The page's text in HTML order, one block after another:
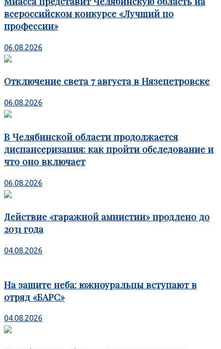
всероссийском конкурсе «Лучший по
профессии»
06.08.2026
Отключение света 7 августа в Нязепетровске
06.08.2026
В Челябинской области продолжается
диспансеризация: как пройти обследование и
что оно включает
06.08.2026
Действие «гаражной амнистии» продлено до
2031 года
04.08.2026
На защите неба: южноуральцы вступают в
отряд «БАРС»
04.08.2026